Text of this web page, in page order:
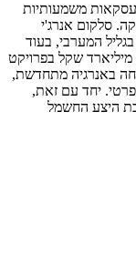
משמעותיות
סלקום אנרג'י
בגליל המערבי, בעוד
טראלייט ודוראל סוגרות עסקה בהיקף של עד 2.5 מיליארד שקל בפרויקט
באנרגיה מתחדשת,
יחד עם זאת,
היצע החשמל